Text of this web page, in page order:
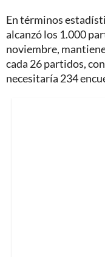
En términos
alcanzó los 1.000
noviembre,
cada 26 partidos,
necesitaría 234